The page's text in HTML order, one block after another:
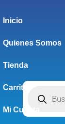
Inicio
Quienes Somos
Tienda
Carrito
Mi Cuenta